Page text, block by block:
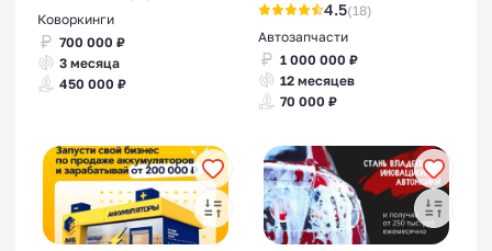
Франшизы миграционных
центров
Франшизы логопедических
Коворкинги
700 000 ₽
3 месяца
450 000 ₽
4.5(18)
Автозапчасти
1 000 000 ₽
12 месяцев
70 000 ₽